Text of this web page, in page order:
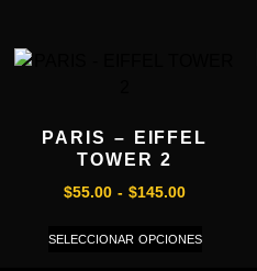
PARIS – EIFFEL
TOWER 2
$55.00 - $145.00
SELECCIONAR OPCIONES